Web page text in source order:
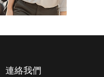
連絡我們